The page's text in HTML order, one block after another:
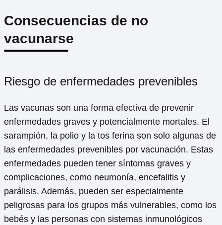
Consecuencias de no
vacunarse
Riesgo de enfermedades prevenibles
Las vacunas son una forma efectiva de prevenir
enfermedades graves y potencialmente mortales. El
sarampión, la polio y la tos ferina son solo algunas de
las enfermedades prevenibles por vacunación. Estas
enfermedades pueden tener síntomas graves y
complicaciones, como neumonía, encefalitis y
parálisis. Además, pueden ser especialmente
peligrosas para los grupos más vulnerables, como los
bebés y las personas con sistemas inmunológicos